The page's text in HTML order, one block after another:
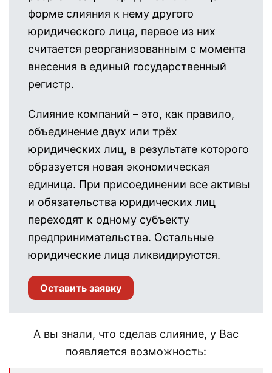
форме слияния к нему другого
юридического лица, первое из них
считается реорганизованным с момента
внесения в единый государственный
регистр.
Слияние компаний – это, как правило,
объединение двух или трёх
юридических лиц, в результате которого
образуется новая экономическая
единица. При присоединении все активы
и обязательства юридических лиц
переходят к одному субъекту
предпринимательства. Остальные
юридические лица ликвидируются.
Оставить заявку
А вы знали, что сделав слияние, у Вас
появляется возможность: